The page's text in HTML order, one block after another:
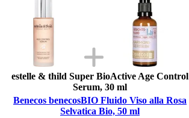
estelle & thild Super BioActive Age Control
Serum, 30 ml
Benecos benecosBIO Fluido Viso alla Rosa
Selvatica Bio, 50 ml